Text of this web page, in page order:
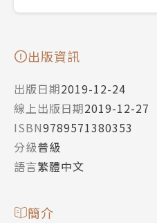
出版資訊
出版日期2019-12-24
線上出版日期2019-12-27
ISBN9789571380353
分級普級
語言繁體中文
簡介